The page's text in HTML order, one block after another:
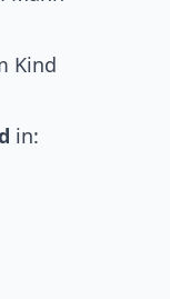
Kind
in: